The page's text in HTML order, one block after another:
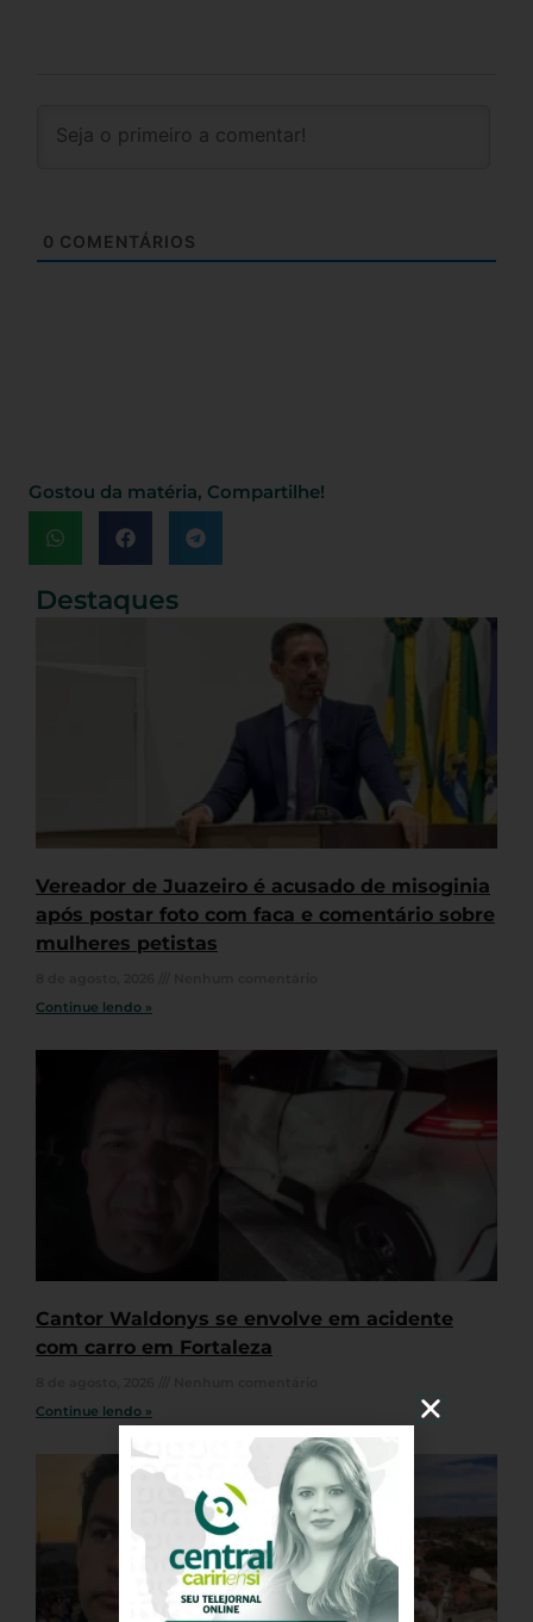
0 COMENTÁRIOS
Gostou da matéria, Compartilhe!
Destaques
Vereador de Juazeiro é acusado de misoginia
após postar foto com faca e comentário sobre
mulheres petistas
Continue lendo »
Cantor Waldonys se envolve em acidente
com carro em Fortaleza
Continue lendo »